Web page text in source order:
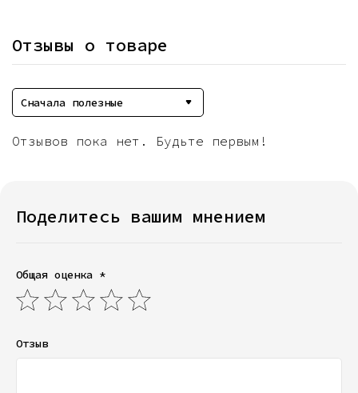
Отзывы о товаре
Сначала полезные
Отзывов пока нет. Будьте первым!
Поделитесь вашим мнением
Общая оценка *
Отзыв